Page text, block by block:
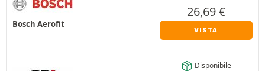
Bosch Aerofit
26,69€
VISTA
Disponibile